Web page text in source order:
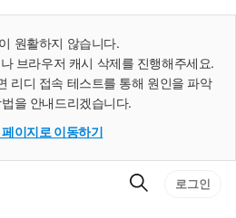
원활하지 않습니다.
브라우저 캐시 삭제를 진행해주세요.
리디 접속 테스트를 통해 원인을 파악
을 안내드리겠습니다.
이지로 이동하기
검
로그인